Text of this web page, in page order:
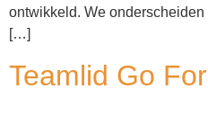
ontwikkeld. We
[…]
Teamlid Go